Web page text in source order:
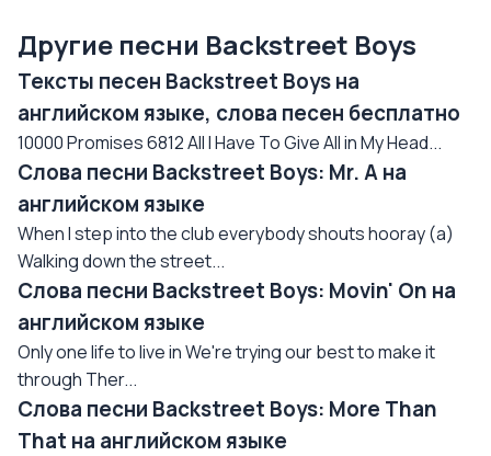
Другие песни Backstreet Boys
Тексты песен Backstreet Boys на
английском языке, слова песен бесплатно
10000 Promises 6812 All I Have To Give All in My Head...
Слова песни Backstreet Boys: Mr. A на
английском языке
When I step into the club everybody shouts hooray (a)
Walking down the street...
Слова песни Backstreet Boys: Movin' On на
английском языке
Only one life to live in We're trying our best to make it
through Ther...
Слова песни Backstreet Boys: More Than
That на английском языке